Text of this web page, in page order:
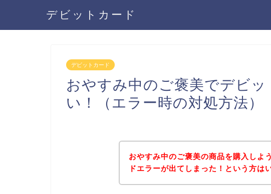
デビットカード
デビットカード
おやすみ中のご褒美でデビ
い！（エラー時の対処方法）
おやすみ中のご褒美の商品を購入しよ
ドエラーが出てしまった！という方は